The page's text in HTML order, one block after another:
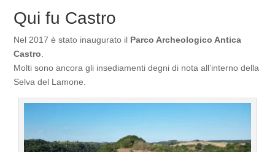
Qui fu Castro
Nel 2017 è stato inaugurato il Parco Archeologico Antica
Castro
Molti sono ancora gli insediamenti degni di nota all’interno della
Selva del Lamone.